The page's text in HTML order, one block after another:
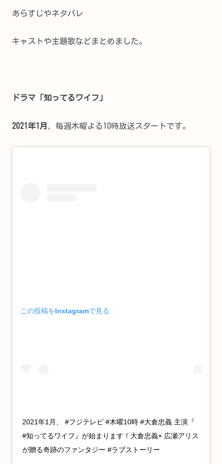
あらすじやネタバレ
キャストや主題歌などまとめました。
ドラマ「知ってるワイフ」
2021年1月 、毎週木曜よる10時放送スタートです。
この投稿をInstagramで見る
2021年1月、 #フジテレビ #木曜10時 #大倉忠義 主演『
#知ってるワイフ』が始まります！大倉忠義× 広瀬アリス
が贈る奇跡のファンタジー #ラブストーリー